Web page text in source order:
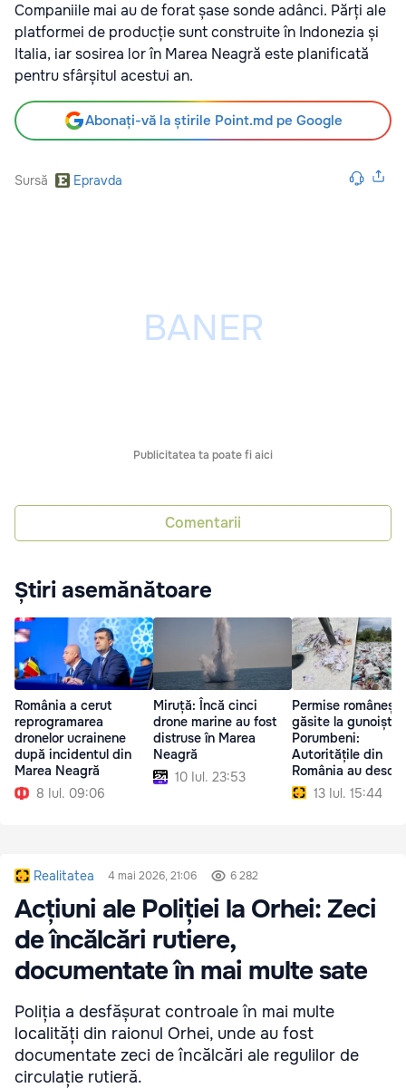
Companiile mai au de forat șase sonde adânci. Părți ale
platformei de producție sunt construite în Indonezia și
Italia, iar sosirea lor în Marea Neagră este planificată
pentru sfârșitul acestui an.
Abonați-vă la știrile Point.md pe Google
Sursă Epravda
Publicitatea ta poate fi aici
Comentarii
Știri asemănătoare
România a cerut
reprogramarea
dronelor ucrainene
după incidentul din
Marea Neagră
8 Iul. 09:06
Miruță: Încă cinci
drone marine au fost
distruse în Marea
Neagră
10 Iul. 23:53
Permise românești,
găsite la
Porumbeni:
Autoritățile din
România au
anchetă13 Iul. 15:44
Realitatea 4 mai 2026, 21:06 6 282
Acțiuni ale Poliției la Orhei: Zeci
de încălcări rutiere,
documentate în mai multe sate
Poliția a desfășurat controale în mai multe
localități din raionul Orhei, unde au fost
documentate zeci de încălcări ale regulilor de
circulație rutieră.